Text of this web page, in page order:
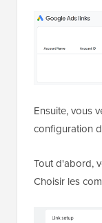
Ensuite, vous
configuration
Tout d'abord,
Choisir les